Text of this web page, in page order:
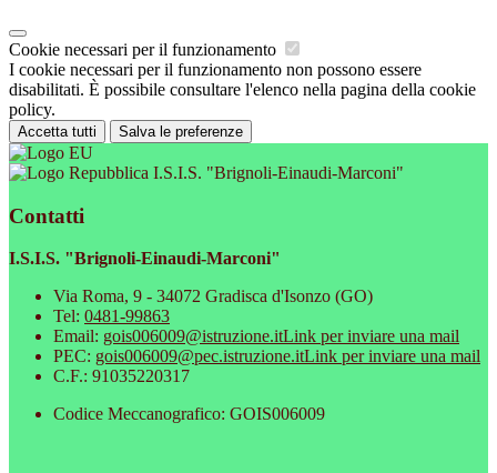
Cookie necessari per il funzionamento
I cookie necessari per il funzionamento non possono essere
disabilitati. È possibile consultare l'elenco nella pagina della cookie
policy.
Accetta tutti Salva le preferenze
I.S.I.S. "Brignoli-Einaudi-Marconi"
Contatti
I.S.I.S. "Brignoli-Einaudi-Marconi"
Via Roma, 9 - 34072 Gradisca d'Isonzo (GO)
Tel: 0481-99863
Email: gois006009@istruzione.itLink per inviare una mail
PEC: gois006009@pec.istruzione.itLink per inviare una mail
C.F.: 91035220317
Codice Meccanografico: GOIS006009